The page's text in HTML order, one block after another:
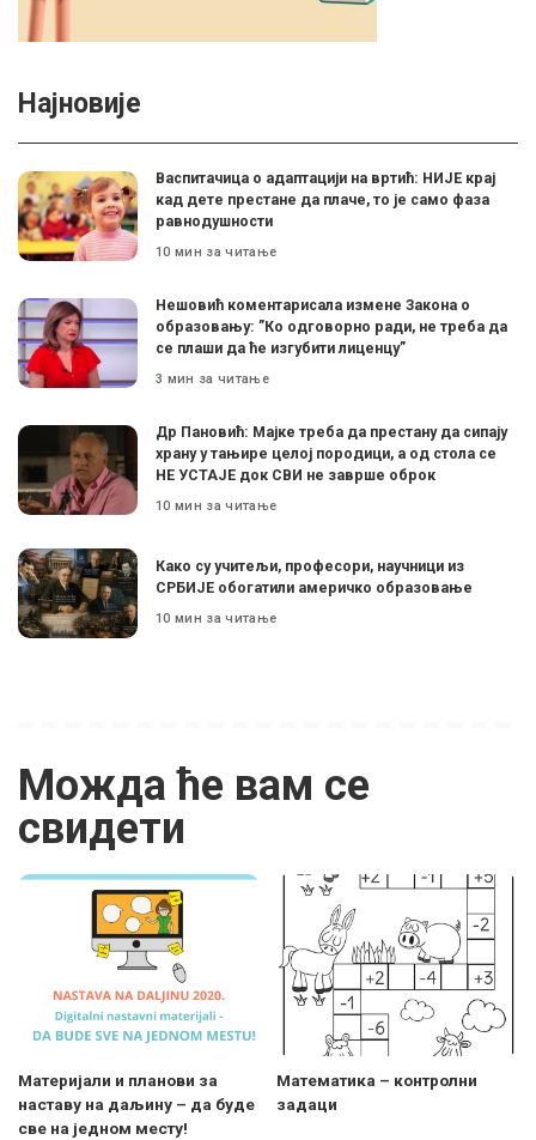
Најновије
Васпитачица о адаптацији на вртић: НИЈЕ крај
кад дете престане да плаче, то је само фаза
равнодушности
10 мин за читање
Нешовић коментарисала измене Закона о
образовању: ”Ко одговорно ради, не треба да
се плаши да ће изгубити лиценцу”
3 мин за читање
Др Пановић: Мајке треба да престану да сипају
храну у тањире целој породици, а од стола се
НЕ УСТАЈЕ док СВИ не заврше оброк
10 мин за читање
Како су учитељи, професори, научници из
СРБИЈЕ обогатили америчко образовање
10 мин за читање
Можда ће вам се
свидети
Материјали и планови за
наставу на даљину – да буде
све на једном месту!
Математика – контролни
задаци